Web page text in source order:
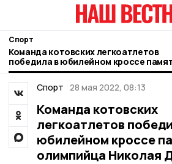
Спорт
Команда котовских легкоатлетов
победила в юбилейном кроссе
олимпийца Николая Дутова
Спорт 28 мая 2022, 08:13
Команда котовских
легкоатлетов
юбилейном кроссе
олимпийца Николая